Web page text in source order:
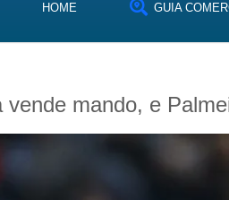
HOME GUIA
vende mando, e